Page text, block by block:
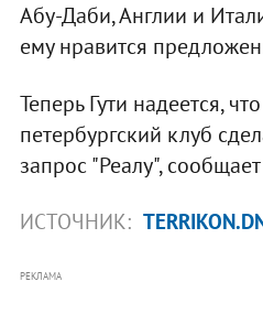
Абу-Даби, Англии и
ему нравится
Теперь Гути надеется,
петербургский клуб
запрос "Реалу",
ИСТОЧНИК:
РЕКЛАМА